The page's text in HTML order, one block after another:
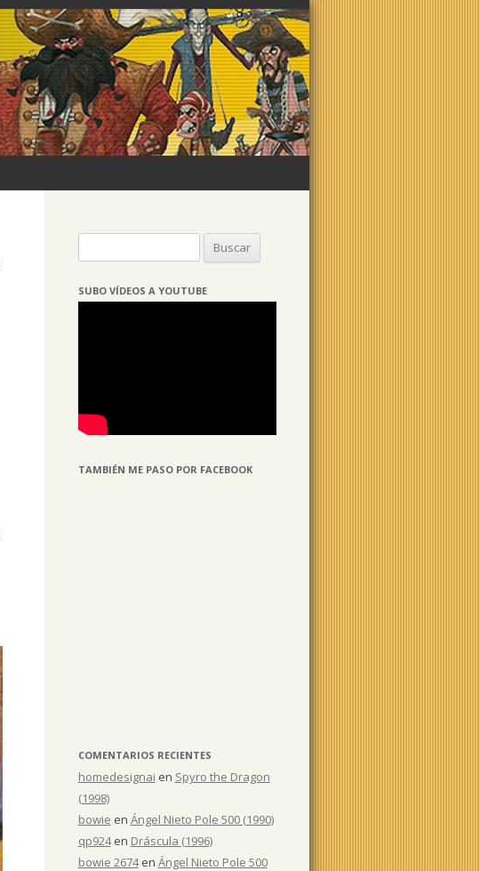
SUBO VÍDEOS A YOUTUBE
TAMBIÉN ME PASO POR FACEBOOK
COMENTARIOS RECIENTES
homedesignai en Spyro the Dragon
(1998)
bowie en Ángel Nieto Pole 500 (1990)
qp924en Dráscula (1996)
bowie 2674en Ángel Nieto Pole 500